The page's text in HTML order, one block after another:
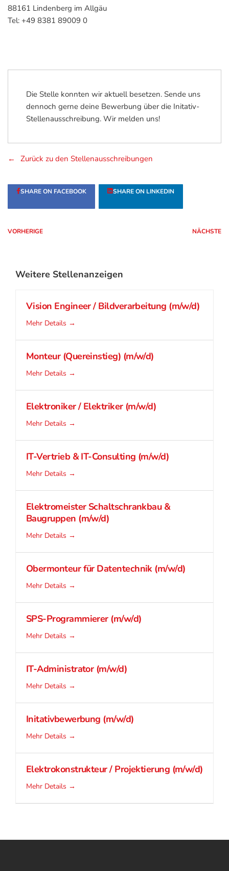
88161 Lindenberg im Allgäu
Tel: +49 8381 89009 0
Die Stelle konnten wir aktuell besetzen. Sende uns
dennoch gerne deine Bewerbung über die Initativ-
Stellenausschreibung. Wir melden uns!
Zurück zu den Stellenausschreibungen
SHARE ON FACEBOOK SHARE ON LINKEDIN
VORHERIGE NÄCHSTE
Weitere Stellenanzeigen
Vision Engineer / Bildverarbeitung (m/w/d)
Mehr Details
Monteur (Quereinstieg) (m/w/d)
Mehr Details
Elektroniker / Elektriker (m/w/d)
Mehr Details
IT-Vertrieb & IT-Consulting (m/w/d)
Mehr Details
Elektromeister Schaltschrankbau &
Baugruppen (m/w/d)
Mehr Details
Obermonteur für Datentechnik (m/w/d)
Mehr Details
SPS-Programmierer (m/w/d)
Mehr Details
IT-Administrator (m/w/d)
Mehr Details
Initativbewerbung (m/w/d)
Mehr Details
Elektrokonstrukteur / Projektierung (m/w/d)
Mehr Details